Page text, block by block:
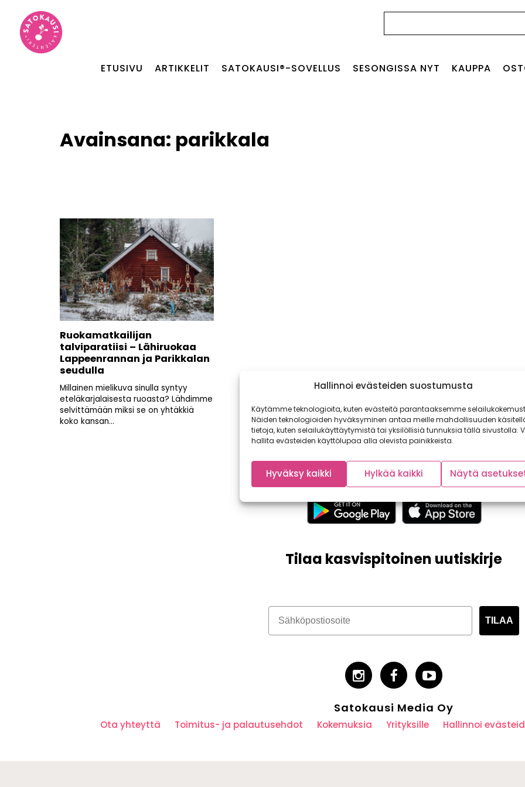
Hallinnoi evästeiden suostumusta
Käytämme teknologioita, kuten evästeitä parantaaksemme
Näiden teknologioiden hyväksyminen antaa meille mahdollisuuden
tietoja, kuten selailukäyttäytymistä tai yksilöllisiä tunnuksia tällä sivustolla.
hallita evästeiden käyttölupaa alla olevista painikkeista.
Hyväksy kaikki Hylkää kaikki Näytä
ETUSIVU ARTIKKELIT SATOKAUSI®-SOVELLUS SESONGISSA NYT KAUPPA
Avainsana: parikkala
Ruokamatkailijan
talviparatiisi – Lähiruokaa
Lappeenrannan ja Parikkalan
seudulla
Millainen mielikuva sinulla syntyy
eteläkarjalaisesta ruoasta? Lähdimme
selvittämään miksi se on yhtäkkiä
koko kansan...
Tilaa kasvispitoinen uutiskirje
TILAA
Satokausi Media Oy
Ota yhteyttä Toimitus- ja palautusehdot Kokemuksia Yrityksille Hallinnoi